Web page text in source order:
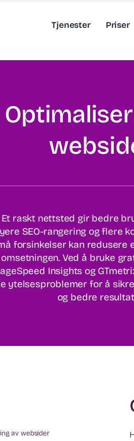
Tjenester Priser
Et raskt nettsted gir bedre
SEO-rangering og flere
forsinkelser kan redusere
omsetningen. Ved å bruke
Insights og
ytelsesproblemer for å
og bedre
av websider